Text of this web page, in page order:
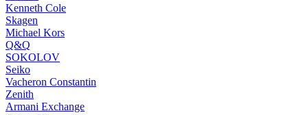
Kenneth Cole
Skagen
Michael Kors
Q&Q
SOKOLOV
Seiko
Vacheron Constantin
Zenith
Armani Exchange